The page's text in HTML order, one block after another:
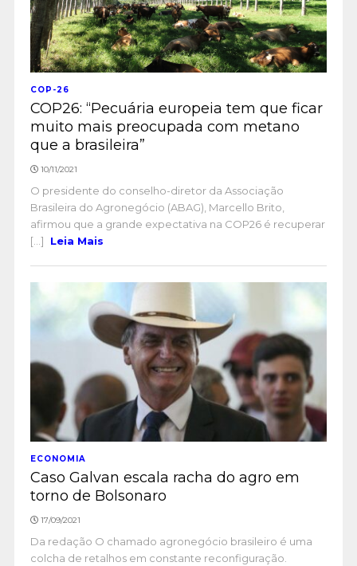
COP-26
COP26: “Pecuária europeia tem que ficar
muito mais preocupada com metano
que a brasileira”
10/11/2021
O presidente do conselho-diretor da Associação
Brasileira do Agronegócio (ABAG), Marcello Brito,
afirmou que a grande expectativa na COP26 é recuperar
[...]
Leia Mais
ECONOMIA
Caso Galvan escala racha do agro em
torno de Bolsonaro
17/09/2021
Da redação O chamado agronegócio brasileiro é uma
colcha de retalhos em constante reconfiguração.